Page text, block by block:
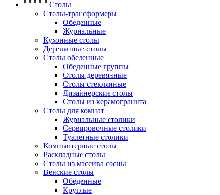
Столы
Столы-трансформеры
Обеденные
Журнальные
Кухонные столы
Деревянные столы
Столы обеденные
Обеденные группы
Столы деревянные
Столы стеклянные
Дизайнерские столы
Столы из керамогранита
Столы для комнат
Журнальные столики
Сервировочные столики
Туалетные столики
Компьютерные столы
Раскладные столы
Столы из массива сосны
Венские столы
Обеденные
Круглые